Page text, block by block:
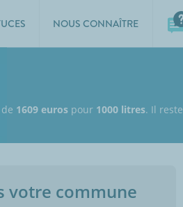
NOUS CONNAÎTRE
1609 euros pour 1000 litres. Il reste
votre commune